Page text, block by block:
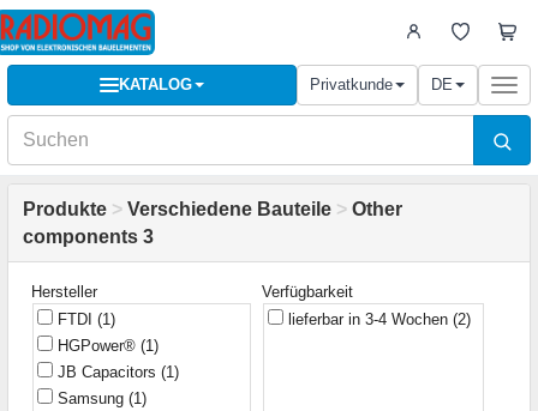
KATALOG Privatkunde DE
Produkte > Verschiedene Bauteile > Other
components 3
Hersteller
FTDI (1)
HGPower® (1)
JB Capacitors (1)
Samsung (1)
Verfügbarkeit
lieferbar in 3-4 Wochen (2)